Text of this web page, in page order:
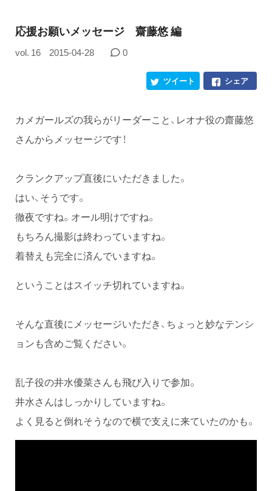
応援お願いメッセージ 齋藤悠 編
vol. 16 2015-04-28 0
シェア
ツイート
カメガールズの我らがリーダーこと、レオナ役の齋藤悠
さんからメッセージです！
クランクアップ直後にいただきました。
はい、そうです。
徹夜ですね。オール明けですね。
もちろん撮影は終わっていますね。
着替えも完全に済んでいますね。
ということはスイッチ切れていますね。
そんな直後にメッセージいただき、ちょっと妙なテンシ
ョンも含めご覧ください。
乱子役の井水優菜さんも飛び入りで参加。
井水さんはしっかりしていますね。
よく見ると倒れそうなので横で支えに来ていたのかも。